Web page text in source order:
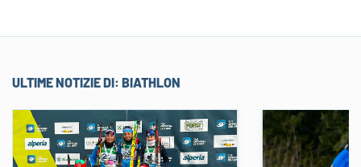
ULTIME NOTIZIE DI: BIATHLON